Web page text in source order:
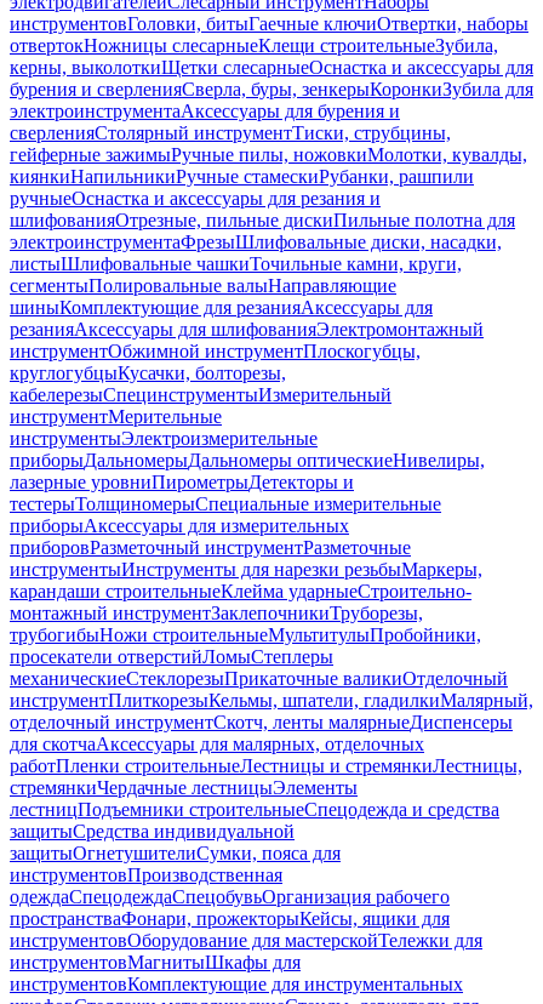
инструментовГоловки, битыГаечные ключиОтвертки, наборы
отвертокНожницы слесарныеКлещи строительныеЗубила,
керны, выколоткиЩетки слесарныеОснастка и аксессуары для
бурения и сверленияСверла, буры, зенкерыКоронкиЗубила для
электроинструментаАксессуары для бурения и
сверленияСтолярный инструментТиски, струбцины,
гейферные зажимыРучные пилы, ножовкиМолотки, кувалды,
киянкиНапильникиРучные стамескиРубанки, рашпили
ручныеОснастка и аксессуары для резания и
шлифованияОтрезные, пильные дискиПильные полотна для
электроинструментаФрезыШлифовальные диски, насадки,
листыШлифовальные чашкиТочильные камни, круги,
сегментыПолировальные валыНаправляющие
шиныКомплектующие для резанияАксессуары для
резанияАксессуары для шлифованияЭлектромонтажный
инструментОбжимной инструментПлоскогубцы,
круглогубцыКусачки, болторезы,
кабелерезыСпецинструментыИзмерительный
инструментМерительные
инструментыЭлектроизмерительные
приборыДальномерыДальномеры оптическиеНивелиры,
лазерные уровниПирометрыДетекторы и
тестерыТолщиномерыСпециальные измерительные
приборыАксессуары для измерительных
приборовРазметочный инструментРазметочные
инструментыИнструменты для нарезки резьбыМаркеры,
карандаши строительныеКлейма ударныеСтроительно-
монтажный инструментЗаклепочникиТруборезы,
трубогибыНожи строительныеМультитулыПробойники,
просекатели отверстийЛомыСтеплеры
механическиеСтеклорезыПрикаточные валикиОтделочный
инструментПлиткорезыКельмы, шпатели, гладилкиМалярный,
отделочный инструментСкотч, ленты малярныеДиспенсеры
для скотчаАксессуары для малярных, отделочных
работПленки строительныеЛестницы и стремянкиЛестницы,
стремянкиЧердачные лестницыЭлементы
лестницПодъемники строительныеСпецодежда и средства
защитыСредства индивидуальной
защитыОгнетушителиСумки, пояса для
инструментовПроизводственная
одеждаСпецодеждаСпецобувьОрганизация рабочего
пространстваФонари, прожекторыКейсы, ящики для
инструментовОборудование для мастерскойТележки для
инструментовМагнитыШкафы для
инструментовКомплектующие для инструментальных